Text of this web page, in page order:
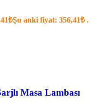
₺Şu anki fiyat: 356,41₺ .
Masa Lambası